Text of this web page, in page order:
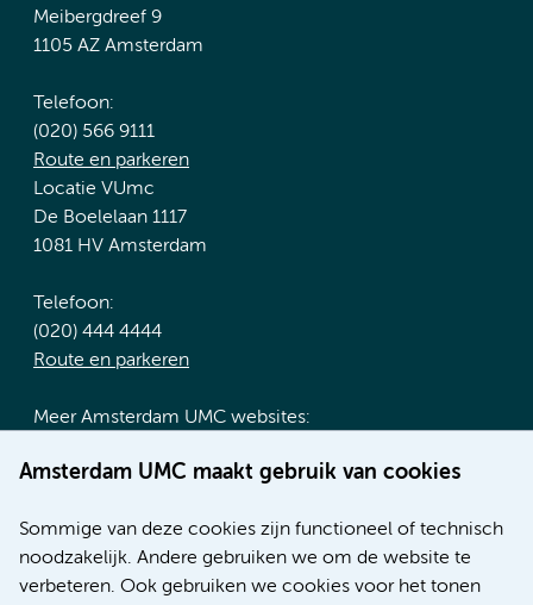
Amsterdam UMC maakt gebruik van cookies
Sommige van deze cookies zijn functioneel of technisch
noodzakelijk. Andere gebruiken we om de website te
verbeteren. Ook gebruiken we cookies voor het tonen
Meibergdreef 9
1105 AZ Amsterdam
Telefoon:
(020) 566 9111
Route en parkeren
Locatie VUmc
De Boelelaan 1117
1081 HV Amsterdam
Telefoon:
(020) 444 4444
Route en parkeren
Meer Amsterdam UMC websites:
Werken bij Amsterdam UMC
Nieuws
Research
Educatie locatie AMC